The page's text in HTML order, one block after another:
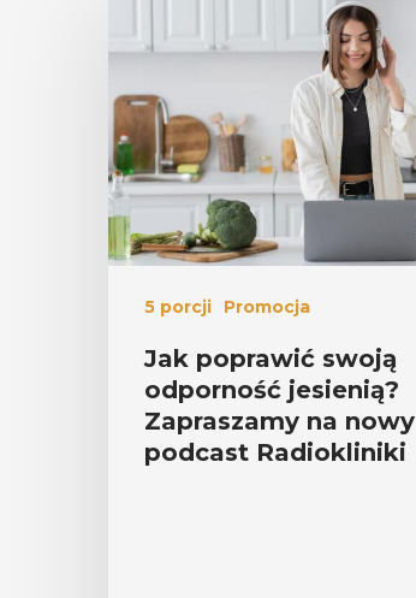
5 porcji Promocja
Jak poprawić swoją
odporność jesienią?
Zapraszamy na nowy
podcast Radiokliniki